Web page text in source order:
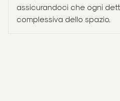
assicurandoci che ogni
complessiva dello spazio.